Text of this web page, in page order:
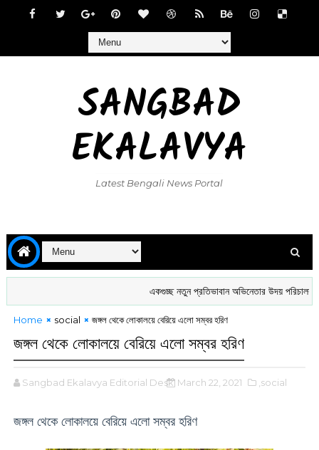
SANGBAD
EKALAVYA
Latest Bengali News Portal
একগুচ্ছ নতুন প্রতিভাবান অভিনেতার উদয় পরিচালক
Home social জঙ্গল থেকে লোকালয়ে বেরিয়ে এলো সম্বর হরিণ
জঙ্গল থেকে লোকালয়ে বেরিয়ে এলো সম্বর হরিণ
Sangbad Ekalavya Editorial Desk March 22, 2021 ,social
জঙ্গল থেকে লোকালয়ে বেরিয়ে এলো সম্বর হরিণ